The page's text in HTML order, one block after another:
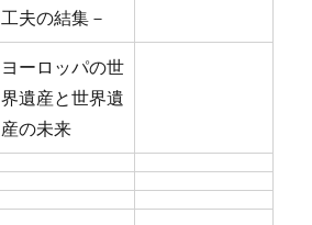
工夫の結集－
ヨーロッパの世
界遺産と世界遺
産の未来